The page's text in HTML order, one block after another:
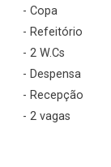
- Copa
- Refeitório
- 2 W.Cs
- Despensa
- Recepção
- 2 vagas